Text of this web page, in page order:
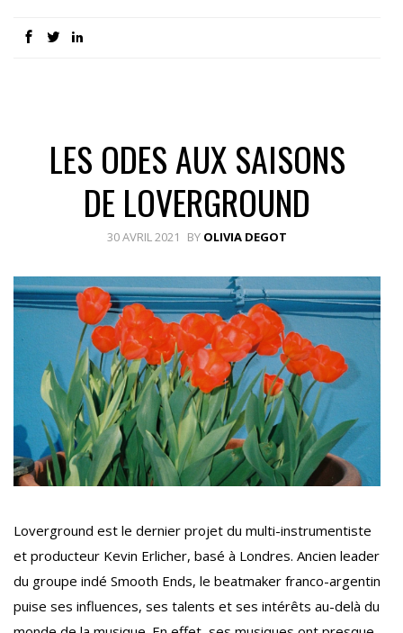
LES ODES AUX SAISONS
DE LOVERGROUND
30 AVRIL 2021 BY OLIVIA DEGOT
Loverground est le dernier projet du multi-instrumentiste
et producteur Kevin Erlicher, basé à Londres. Ancien leader
du groupe indé Smooth Ends, le beatmaker franco-argentin
puise ses influences, ses talents et ses intérêts au-delà du